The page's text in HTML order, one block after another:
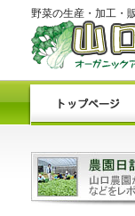
野菜の生産・加工・